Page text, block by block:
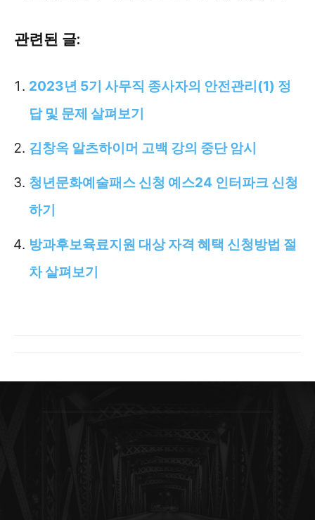
관련된 글:
2023년 5기 사무직 종사자의 안전관리(1) 정
답 및 문제 살펴보기
김창옥 알츠하이머 고백 강의 중단 암시
청년문화예술패스 신청 예스24 인터파크 신청
하기
방과후보육료지원 대상 자격 혜택 신청방법 절
차 살펴보기